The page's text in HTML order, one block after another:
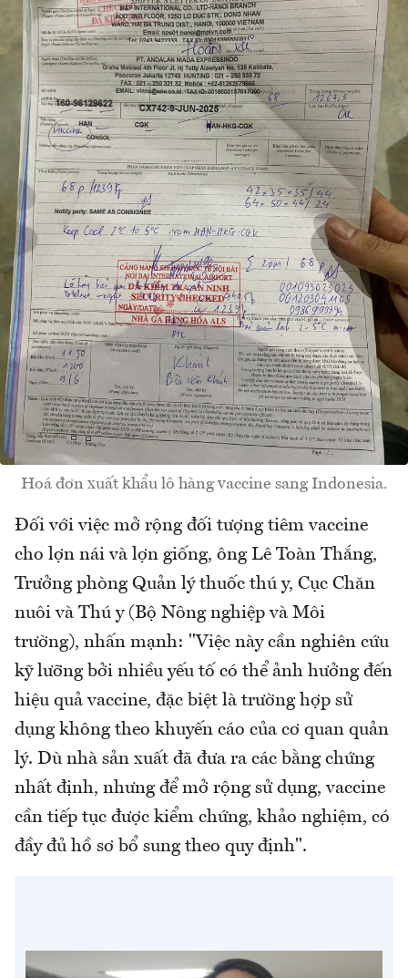
Hoá đơn xuất khẩu lô hàng vaccine sang Indonesia.
Đối với việc mở rộng đối tượng tiêm vaccine
cho lợn nái và lợn giống, ông Lê Toàn Thắng,
Trưởng phòng Quản lý thuốc thú y, Cục Chăn
nuôi và Thú y (Bộ Nông nghiệp và Môi
trường), nhấn mạnh: "Việc này cần nghiên cứu
kỹ lưỡng bởi nhiều yếu tố có thể ảnh hưởng đến
hiệu quả vaccine, đặc biệt là trường hợp sử
dụng không theo khuyến cáo của cơ quan quản
lý. Dù nhà sản xuất đã đưa ra các bằng chứng
nhất định, nhưng để mở rộng sử dụng, vaccine
cần tiếp tục được kiểm chứng, khảo nghiệm, có
đầy đủ hồ sơ bổ sung theo quy định".